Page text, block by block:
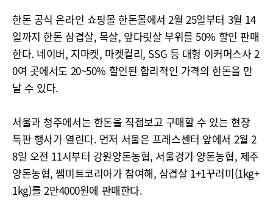
한돈 공식 온라인 쇼핑몰 한돈몰에서 2월 25일부터 3월 14
일까지 한돈 삼겹살, 목살, 앞다릿살 부위를 50% 할인 판매
한다. 네이버, 지마켓, 마켓컬리, SSG 등 대형 이커머스사 2
0여 곳에서도 20~50% 할인된 합리적인 가격의 한돈을 만
날 수 있다.
서울과 청주에서는 한돈을 직접보고 구매할 수 있는 현장
특판 행사가 열린다. 먼저 서울은 프레스센터 앞에서 2월 2
8일 오전 11시부터 강원양돈농협, 서울경기 양돈농협, 제주
양돈농협, 쌤미트코리아가 참여해, 삼겹살 1+1꾸러미(1kg+
1kg)를 2만4000원에 판매한다.